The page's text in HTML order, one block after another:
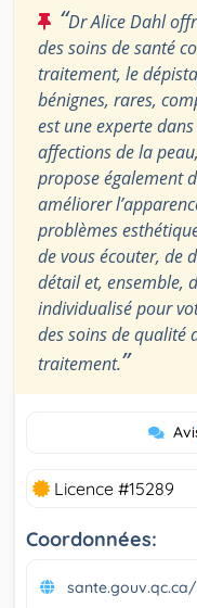
“Dr Alice Dahl
des soins de santé
traitement, le
bénignes, rares,
est une experte
affections de la
propose également
améliorer
problèmes
de vous écouter, de
détail et, ensemble,
individualisé pour
des soins de qualité
traitement.”
Licence #15289
Coordonnées: